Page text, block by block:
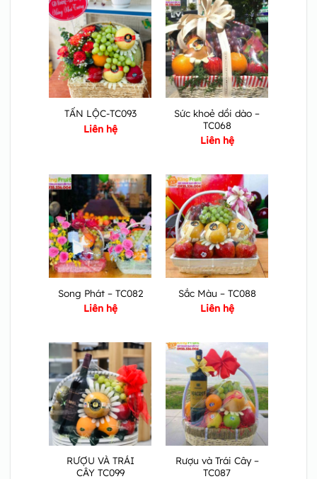
TẤN LỘC-TC093
Liên hệ
Sức khoẻ dồi dào –
TC068
Liên hệ
Song Phát – TC082
Liên hệ
Sắc Màu – TC088
Liên hệ
RƯỢU VÀ TRÁI
CÂY TC099
Rượu và Trái Cây –
TC087